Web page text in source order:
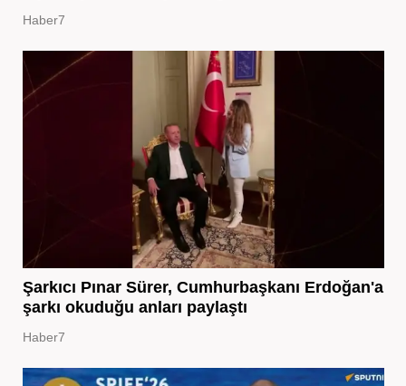
Haber7
Şarkıcı Pınar Sürer, Cumhurbaşkanı Erdoğan'a
şarkı okuduğu anları paylaştı
Haber7